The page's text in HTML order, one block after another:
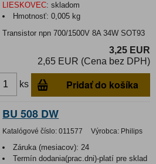
LIESKOVEC: skladom
Hmotnosť:0,005 kg
Transistor npn 700/1500V 8A 34W SOT93
3,25 EUR
2,65 EUR (Cena bez DPH)
ks Pridať do košíka
BU 508 DW
Katalógové číslo: 011577 Výrobca: Philips
Záruka (mesiacov): 24
Termín dodania(prac.dni)-platí pre sklad